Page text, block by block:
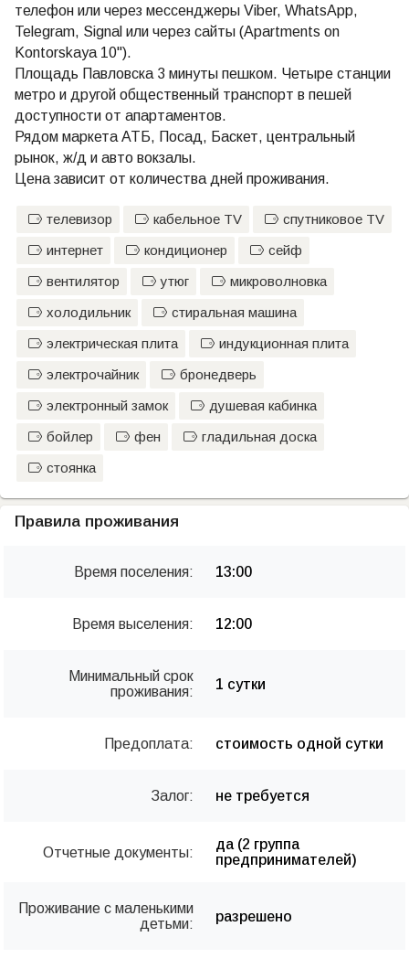
телефон или через мессенджеры Viber, WhatsApp,
Telegram, Signal или через сайты (Apartments on
Kontorskaya 10").
Площадь Павловска 3 минуты пешком. Четыре станции
метро и другой общественный транспорт в пешей
доступности от апартаментов.
Рядом маркета АТБ, Посад, Баскет, центральный
рынок, ж/д и авто вокзалы.
Цена зависит от количества дней проживания.
телевизор кабельное TV
спутниковое TV
интернет
кондиционер
сейф
вентилятор
утюг
микроволновка
холодильник
стиральная машина
электрическая плита
индукционная плита
электрочайник
бронедверь
электронный замок
душевая кабинка
бойлер
фен
гладильная доска
стоянка
Правила проживания
Время поселения: 13:00
Время выселения: 12:00
Минимальный срок
проживания:
1 сутки
Предоплата: стоимость одной сутки
Залог: не требуется
Отчетные документы:
да (2 группа
предпринимателей)
Проживание с маленькими
детьми:
разрешено